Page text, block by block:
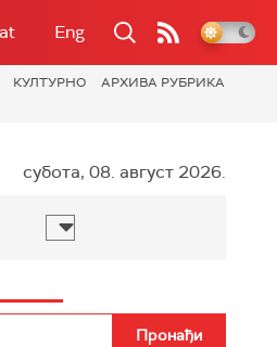
Eng
КУЛТУРНО АРХИВА РУБРИКА
субота, 08. август 2026.